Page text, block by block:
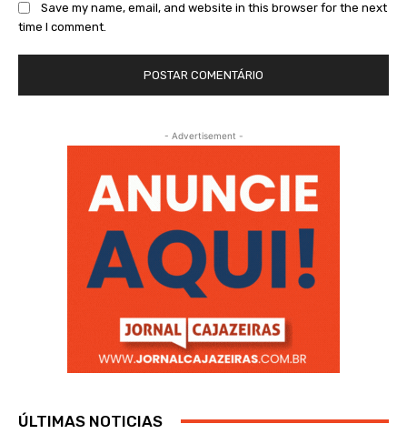
Save my name, email, and website in this browser for the next
time I comment.
- Advertisement -
ÚLTIMAS NOTICIAS